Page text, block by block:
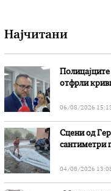
Најчитани
Полицајците
отфрли
06/08/2026
Сцени од
сантиметри
04/08/2026